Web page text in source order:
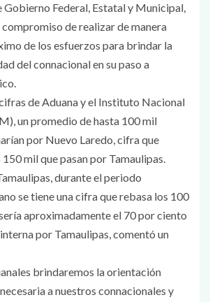
Gobierno Federal, Estatal y Municipal,
compromiso de realizar de manera
de los esfuerzos para brindar la
del connacional en su paso a
de Aduana y el Instituto Nacional
un promedio de hasta 100 mil
por Nuevo Laredo, cifra que
mil que pasan por Tamaulipas.
durante el periodo
se tiene una cifra que rebasa los 100
aproximadamente el 70 por ciento
por Tamaulipas, comentó un
brindaremos la orientación
a nuestros connacionales y